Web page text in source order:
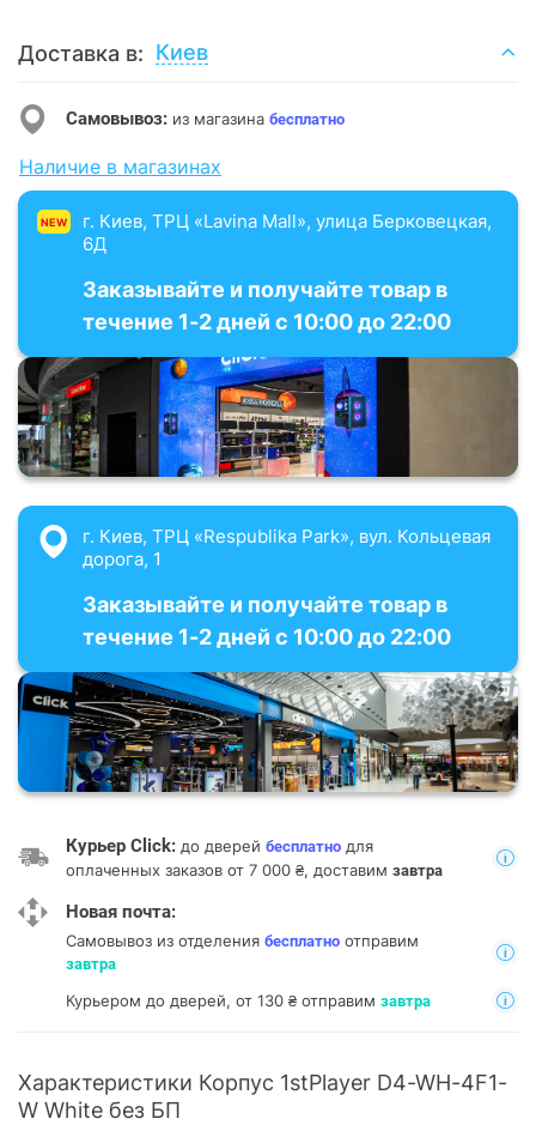
Доставка в: Киев
Самовывоз: из магазина бесплатно
Наличие в магазинах
NEW
г. Киев, ТРЦ «Lavina Mall», улица Берковецкая,
6Д
Заказывайте и получайте товар в
течение 1-2 дней с 10:00 до 22:00
г. Киев, ТРЦ «Respublika Park», вул. Кольцевая
дорога, 1
Заказывайте и получайте товар в
течение 1-2 дней с 10:00 до 22:00
Курьер Click: до дверей бесплатно для
оплаченных заказов от 7 000 ₴, доставим завтра
Новая почта:
Самовывоз из отделения бесплатно отправим
завтра
Курьером до дверей, от 130 ₴ отправим завтра
Характеристики Корпус 1stPlayer D4-WH-4F1-
W White без БП